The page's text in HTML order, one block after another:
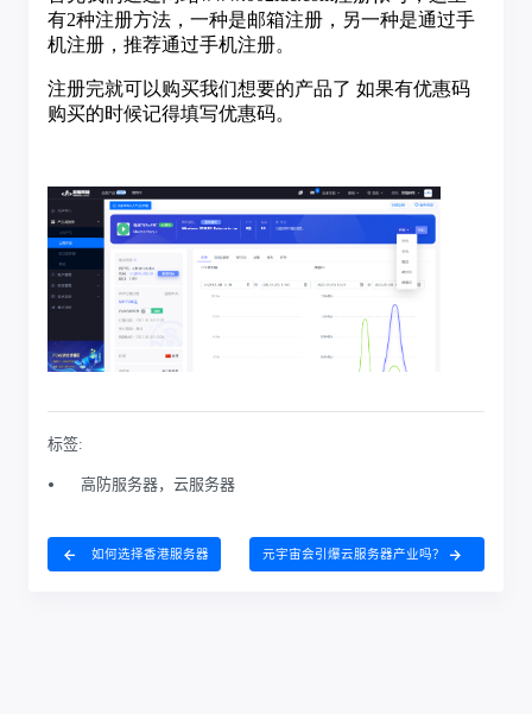
标签:
高防服务器，云服务器
如何选择香港服务器 元宇宙会引爆云服务器产业吗？